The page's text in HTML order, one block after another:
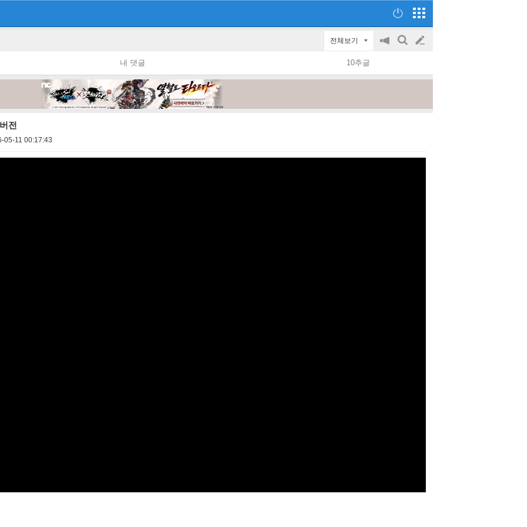
전체보기
공
on/off
검
글
쓰
내 댓글 10추글
전
05-11 00:17:43